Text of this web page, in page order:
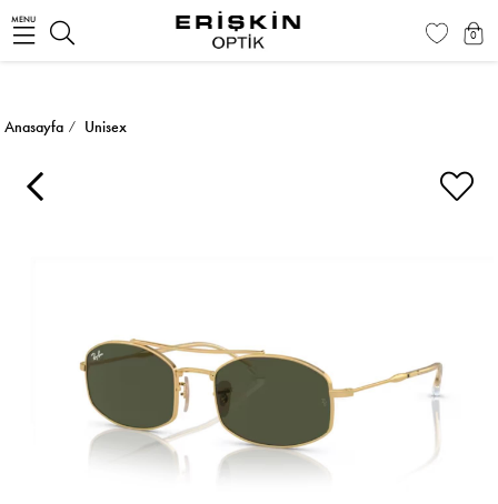
MENU
0
Anasayfa Unisex